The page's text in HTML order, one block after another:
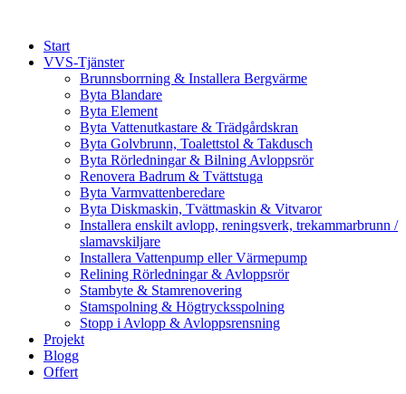
contentStart
VVS-Tjänster
Brunnsborrning & Installera Bergvärme
Byta Blandare
Byta Element
Byta Vattenutkastare & Trädgårdskran
Byta Golvbrunn, Toalettstol & Takdusch
Byta Rörledningar & Bilning Avloppsrör
Renovera Badrum & Tvättstuga
Byta Varmvattenberedare
Byta Diskmaskin, Tvättmaskin & Vitvaror
Installera enskilt avlopp, reningsverk, trekammarbrunn /
slamavskiljare
Installera Vattenpump eller Värmepump
Relining Rörledningar & Avloppsrör
Stambyte & Stamrenovering
Stamspolning & Högtrycksspolning
Stopp i Avlopp & Avloppsrensning
Projekt
Blogg
Offert